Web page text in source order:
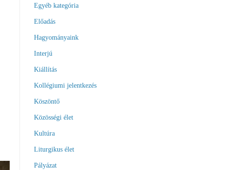
Egyéb kategória
Előadás
Hagyományaink
Interjú
Kiállítás
Kollégiumi jelentkezés
Köszöntő
Közösségi élet
Kultúra
Liturgikus élet
Pályázat